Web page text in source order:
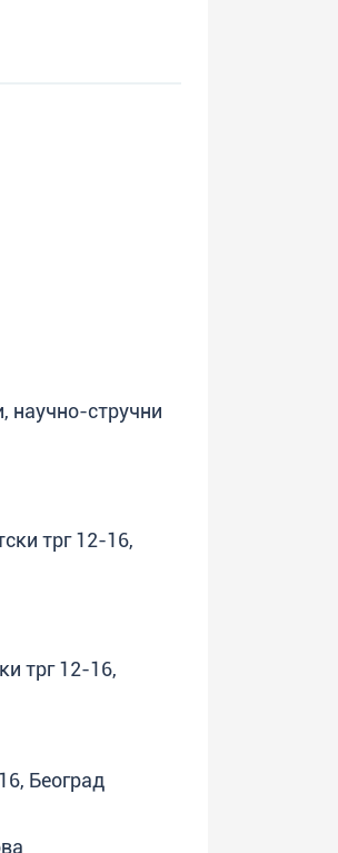
научно-стручни
трг 12-16,
трг 12-16,
Београд